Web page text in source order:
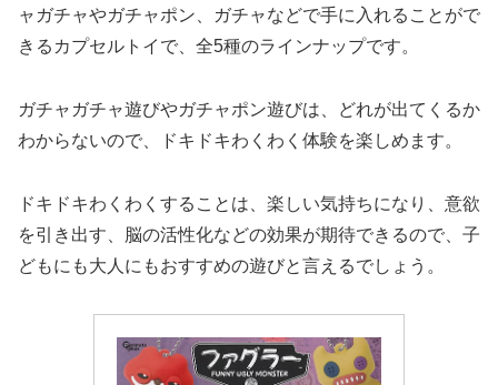
ャガチャやガチャポン、ガチャなどで手に入れることがで
きるカプセルトイで、全5種のラインナップです。
ガチャガチャ遊びやガチャポン遊びは、どれが出てくるか
わからないので、ドキドキわくわく体験を楽しめます。
ドキドキわくわくすることは、楽しい気持ちになり、意欲
を引き出す、脳の活性化などの効果が期待できるので、子
どもにも大人にもおすすめの遊びと言えるでしょう。